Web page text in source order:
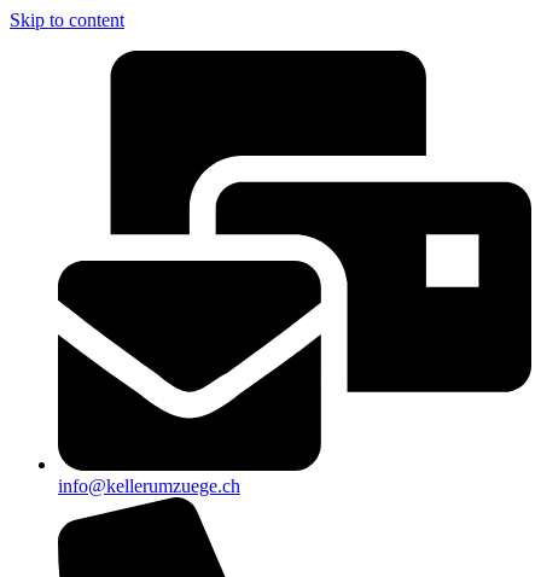
Skip to content
info@kellerumzuege.ch